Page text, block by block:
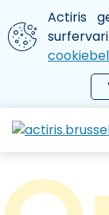
Aller au contenu
We gebruiken
Actiris
le menu